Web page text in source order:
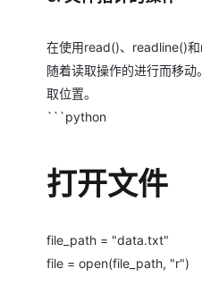
在使用read()、readline()
随着读取操作的进行而移
取位置。
```python
打开文件
file_path = "data.txt"
file = open(file_path, "r")